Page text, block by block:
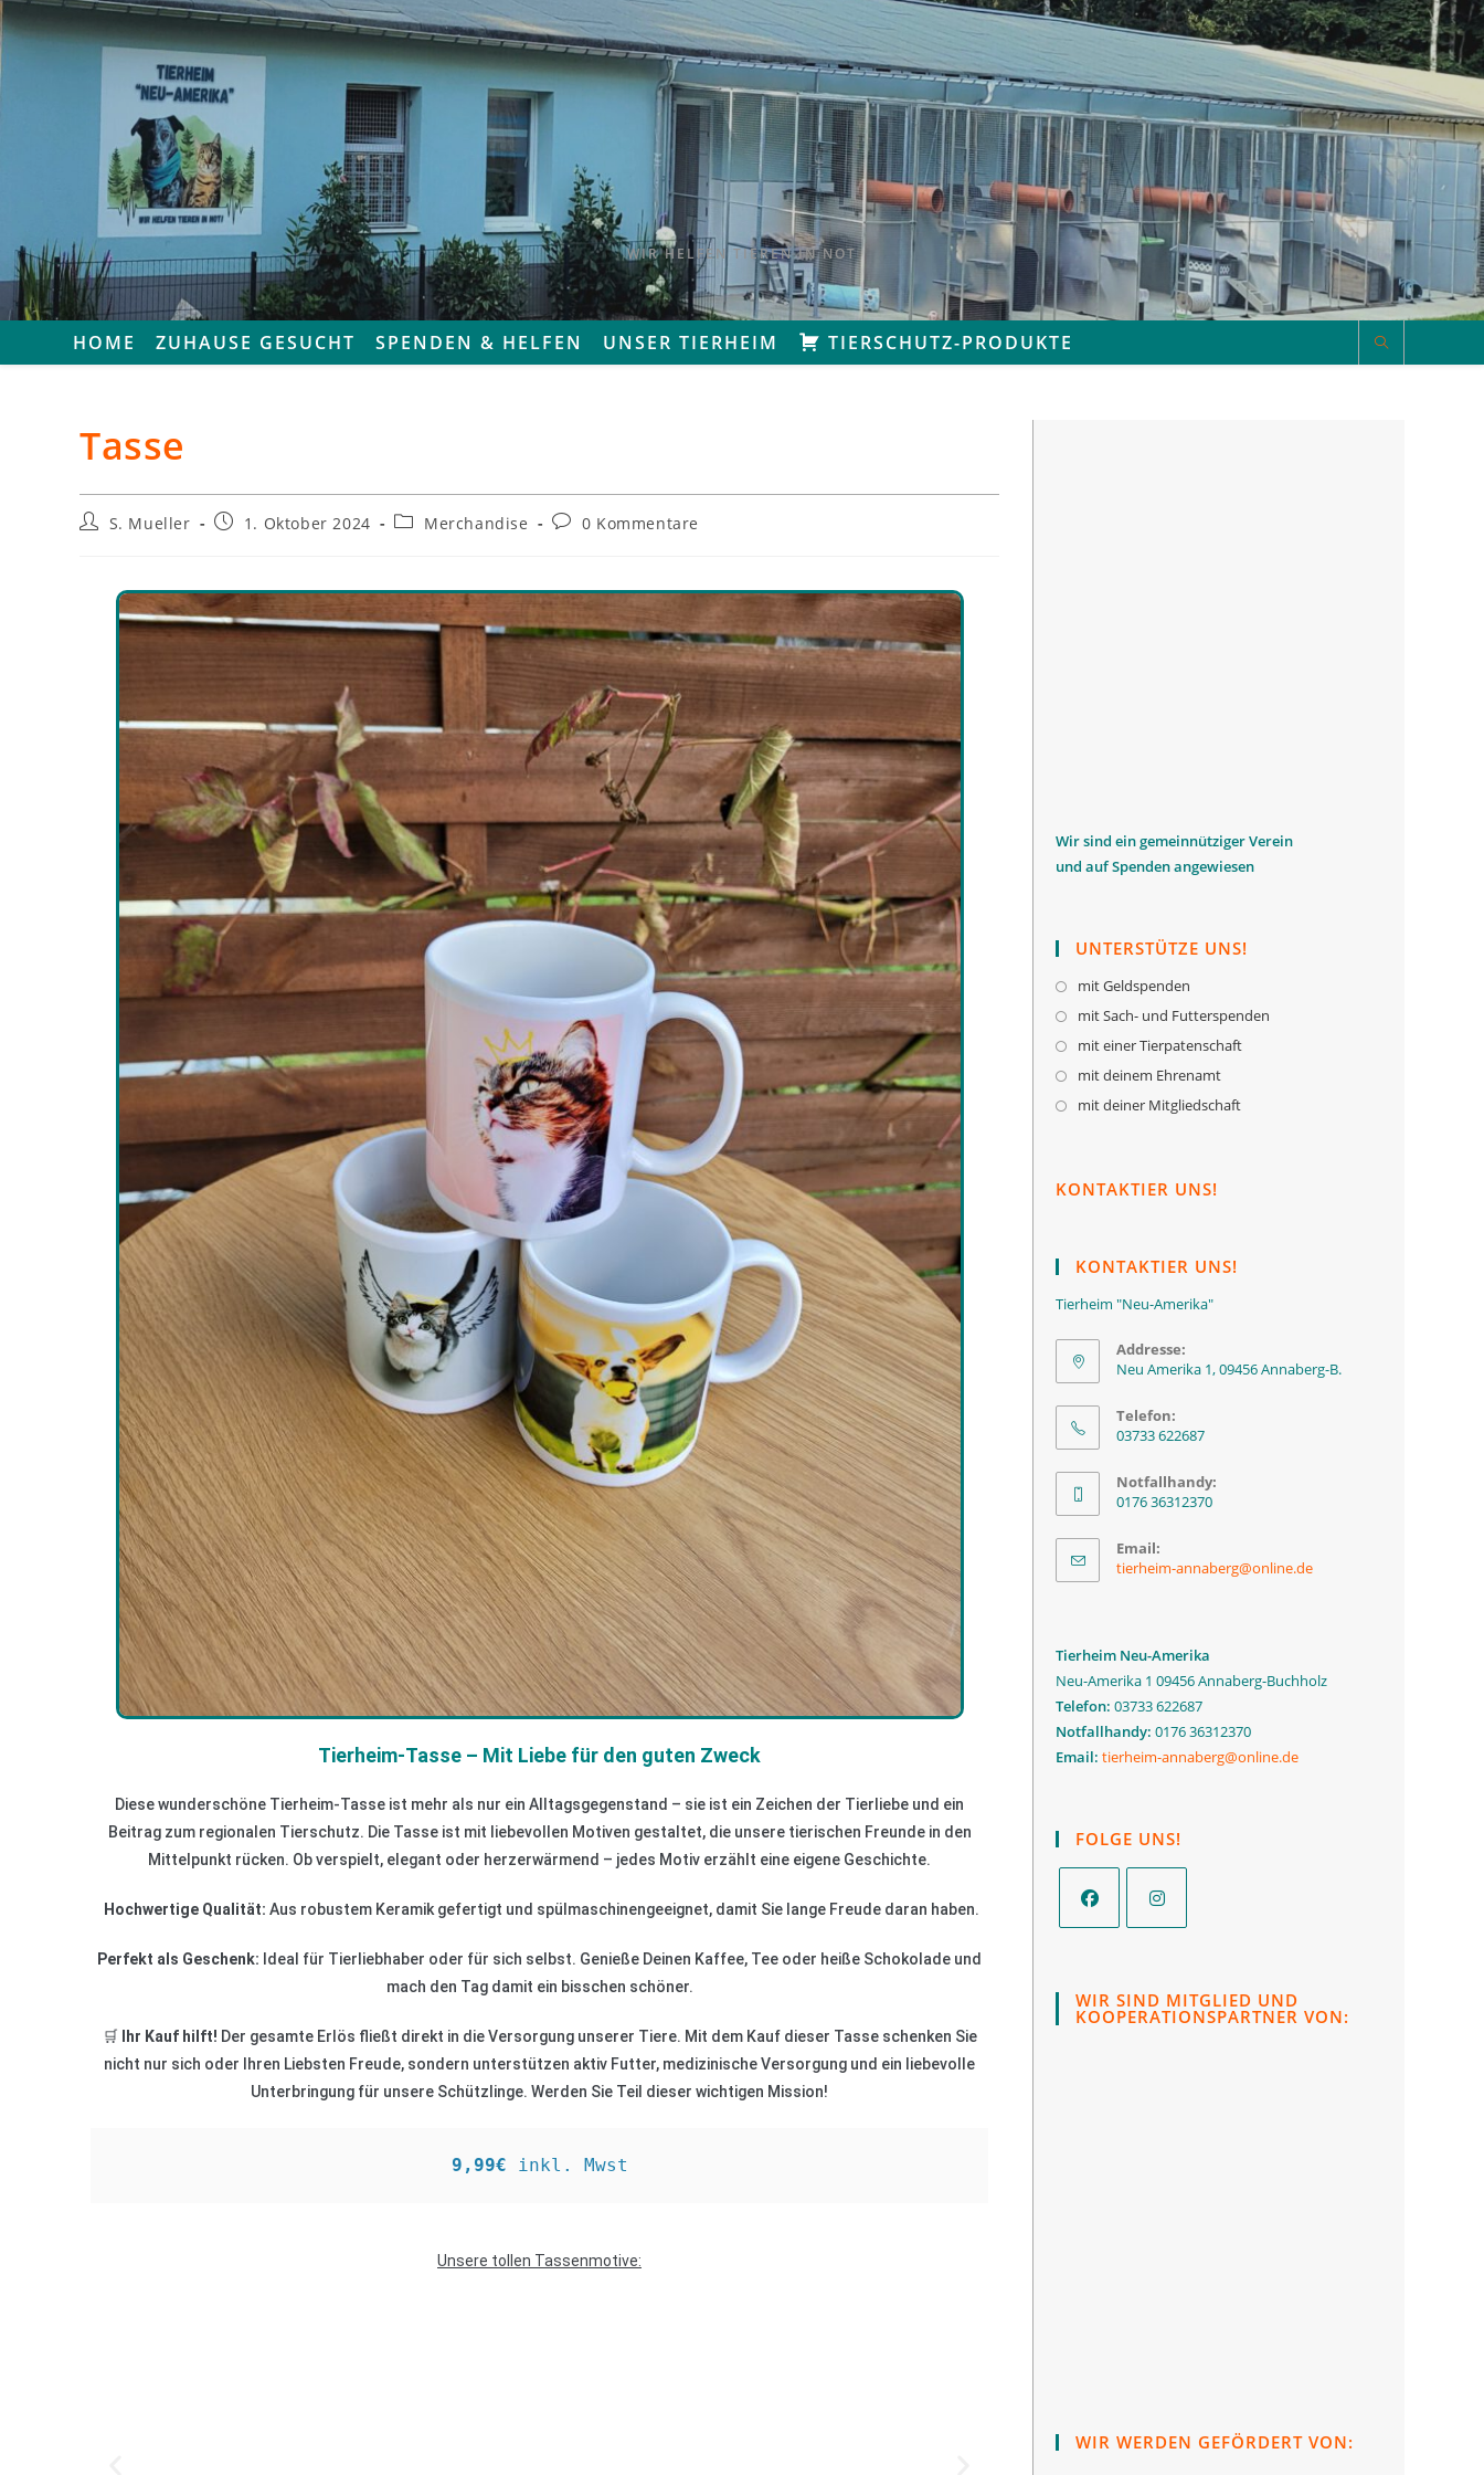
WIR HELFEN TIEREN IN NOT
HOME ZUHAUSE GESUCHT SPENDEN & HELFEN UNSER TIERHEIM TIERSCHUTZ-PRODUKTE
Tasse
S. Mueller 1. Oktober 2024 Merchandise 0 Kommentare
Tierheim-Tasse – Mit Liebe für den guten Zweck
Diese wunderschöne Tierheim-Tasse ist mehr als nur ein Alltagsgegenstand – sie ist ein Zeichen der Tierliebe und ein
Beitrag zum regionalen Tierschutz. Die Tasse ist mit liebevollen Motiven gestaltet, die unsere tierischen Freunde in den
Mittelpunkt rücken. Ob verspielt, elegant oder herzerwärmend – jedes Motiv erzählt eine eigene Geschichte.
Hochwertige Qualität: Aus robustem Keramik gefertigt und spülmaschinengeeignet, damit Sie lange Freude daran haben.
Perfekt als Geschenk: Ideal für Tierliebhaber oder für sich selbst. Genieße Deinen Kaffee, Tee oder heiße Schokolade und
mach den Tag damit ein bisschen schöner.
🛒 Ihr Kauf hilft! Der gesamte Erlös fließt direkt in die Versorgung unserer Tiere. Mit dem Kauf dieser Tasse schenken Sie
nicht nur sich oder Ihren Liebsten Freude, sondern unterstützen aktiv Futter, medizinische Versorgung und ein liebevolle
Unterbringung für unsere Schützlinge. Werden Sie Teil dieser wichtigen Mission!
9,99€ inkl. Mwst
Unsere tollen Tassenmotive:
Wir sind ein gemeinnütziger Verein
und auf Spenden angewiesen
UNTERSTÜTZE UNS!
mit Geldspenden
mit Sach- und Futterspenden
mit einer Tierpatenschaft
mit deinem Ehrenamt
mit deiner Mitgliedschaft
KONTAKTIER UNS!
KONTAKTIER UNS!
Tierheim "Neu-Amerika"
Addresse:
Neu Amerika 1, 09456 Annaberg-B.
Telefon:
03733 622687
Notfallhandy:
0176 36312370
Email:
tierheim-annaberg@online.de
Tierheim Neu-Amerika
Neu-Amerika 1 09456 Annaberg-Buchholz
Telefon: 03733 622687
Notfallhandy: 0176 36312370
Email: tierheim-annaberg@online.de
FOLGE UNS!
WIR SIND MITGLIED UND
KOOPERATIONSPARTNER VON:
WIR WERDEN GEFÖRDERT VON: